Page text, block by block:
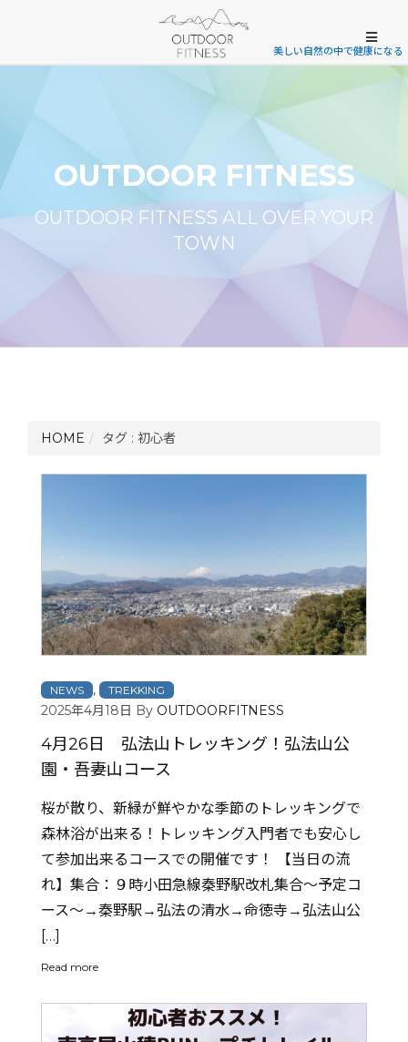
美しい自然の中で健康になる
OUTDOOR FITNESS
OUTDOOR FITNESS ALL OVER YOUR
TOWN
HOME タグ : 初心者
NEWS , TREKKING
2025年4月18日 By OUTDOORFITNESS
4月26日 弘法山トレッキング！弘法山公
園・吾妻山コース
桜が散り、新緑が鮮やかな季節のトレッキングで
森林浴が出来る！トレッキング入門者でも安心し
て参加出来るコースでの開催です！ 【当日の流
れ】集合：９時小田急線秦野駅改札集合～予定コ
ース～→秦野駅→弘法の清水→命徳寺→弘法山公
[…]
Read more